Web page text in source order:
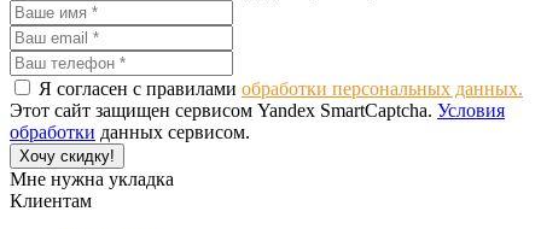
Я согласен с правилами обработки персональных данных.
Этот сайт защищен сервисом Yandex SmartCaptcha. Условия
обработки данных сервисом.
Хочу скидку!
Мне нужна укладка
Клиентам